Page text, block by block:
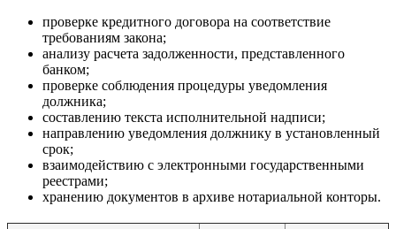
проверке кредитного договора на соответствие
требованиям закона;
анализу расчета задолженности, представленного
банком;
проверке соблюдения процедуры уведомления
должника;
составлению текста исполнительной надписи;
направлению уведомления должнику в установленный
срок;
взаимодействию с электронными государственными
реестрами;
хранению документов в архиве нотариальной конторы.